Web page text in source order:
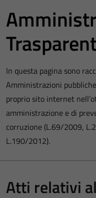
In questa pagina sono
Amministrazioni
proprio sito internet
amministrazione e di
corruzione (L.69/2009,
L.190/2012).
Atti relativi